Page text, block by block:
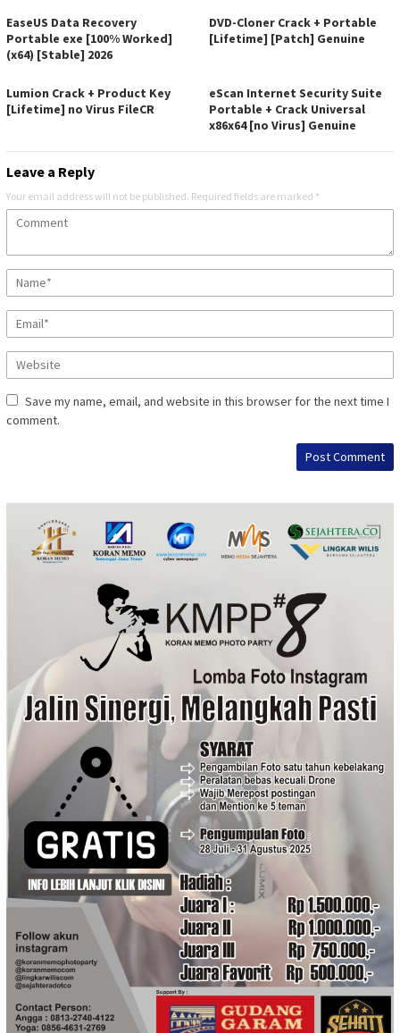
EaseUS Data Recovery
Portable exe [100% Worked]
(x64) [Stable] 2026
DVD-Cloner Crack + Portable
[Lifetime] [Patch] Genuine
Lumion Crack + Product Key
[Lifetime] no Virus FileCR
eScan Internet Security Suite
Portable + Crack Universal
x86x64 [no Virus] Genuine
Leave a Reply
Your email address will not be published. Required fields are marked *
Save my name, email, and website in this browser for the next time I
comment.